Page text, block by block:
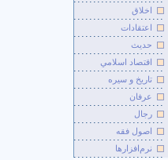
اخلاق
اعتقادات
حديث
اقتصاد اسلامي
تاريخ و سيره
عرفان
رجال
اصول فقه
نرم‌افزارها